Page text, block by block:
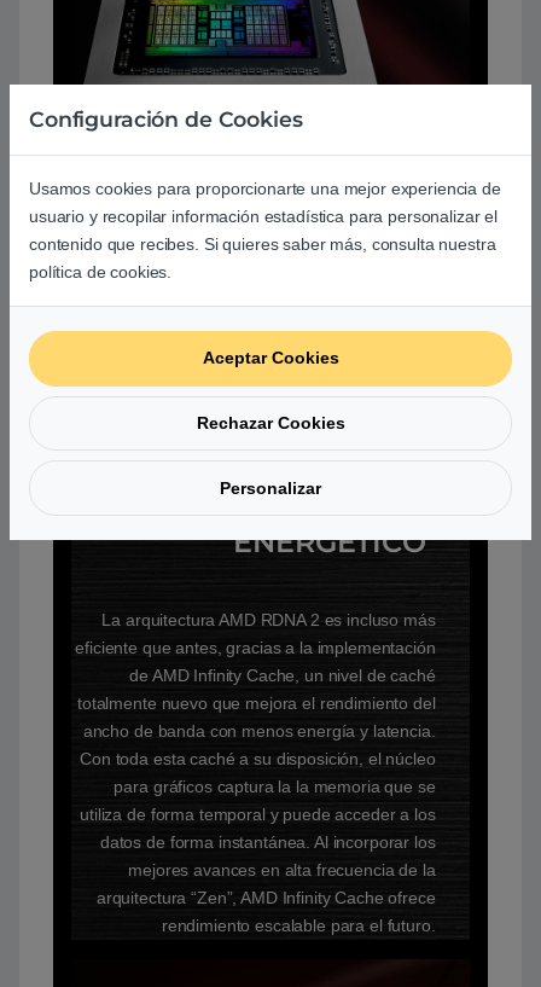
AMD INFINITY CACHE
MEJORA EL CONSUMO
ENERGÉTICO
La arquitectura AMD RDNA 2 es incluso más
eficiente que antes, gracias a la implementación
de AMD Infinity Cache, un nivel de caché
totalmente nuevo que mejora el rendimiento del
ancho de banda con menos energía y latencia.
Con toda esta caché a su disposición, el núcleo
para gráficos captura la la memoria que se
utiliza de forma temporal y puede acceder a los
datos de forma instantánea. Al incorporar los
mejores avances en alta frecuencia de la
arquitectura “Zen”, AMD Infinity Cache ofrece
rendimiento escalable para el futuro.
Configuración de Cookies
Usamos cookies para proporcionarte una mejor experiencia de
usuario y recopilar información estadística para personalizar el
contenido que recibes. Si quieres saber más, consulta nuestra
política de cookies.
Aceptar Cookies
Rechazar Cookies
Personalizar